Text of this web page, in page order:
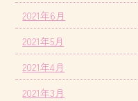
2021年6月
2021年5月
2021年4月
2021年3月